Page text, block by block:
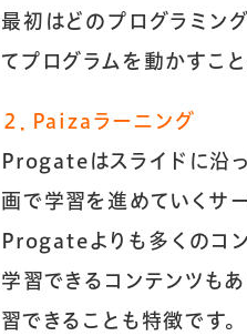
最初はどのプログラミン
てプログラムを動かすこ
２．Paizaラーニング
Progateはスライドに沿っ
画で学習を進めていくサ
Progateよりも多くのコ
学習できるコンテンツも
習できることも特徴です。